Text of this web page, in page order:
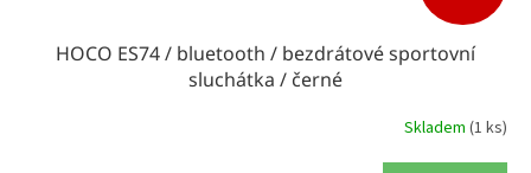
HOCO ES74 / bluetooth / bezdrátové sportovní
sluchátka / černé
Skladem (1 ks)